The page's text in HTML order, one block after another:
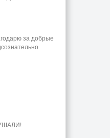
за добрые